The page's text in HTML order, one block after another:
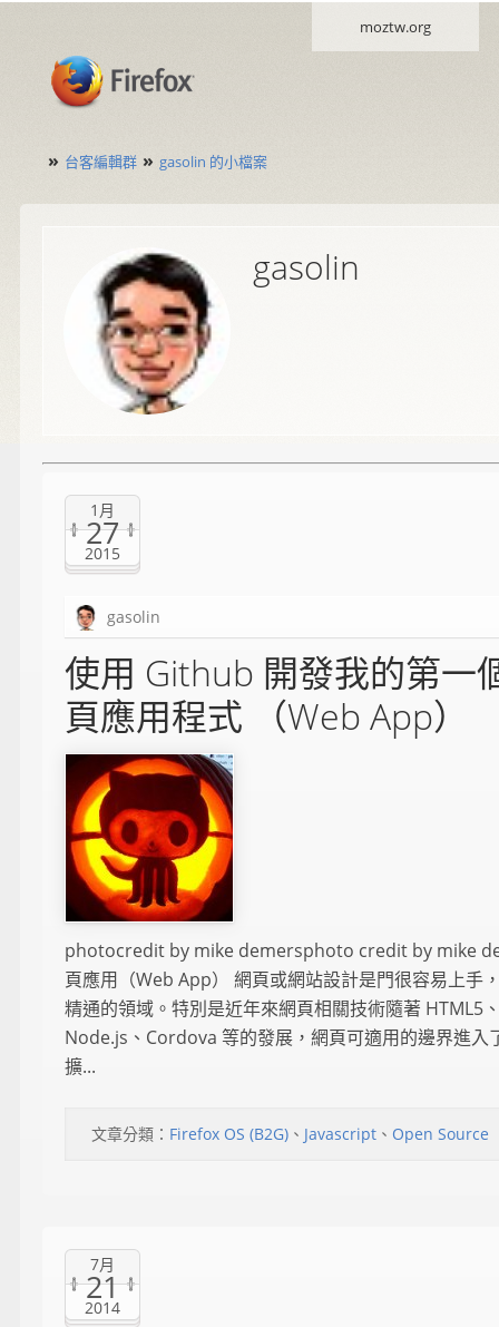
moztw.org
» 台客編輯群 » gasolin 的小檔案
gasolin
1月
27
2015
gasolin
使用 Github 開發我的第一
頁應用程式 （Web App）
photocredit by mike demersphoto credit by mike
頁應用（Web App） 網頁或網站設計是門很容易上手
精通的領域。特別是近年來網頁相關技術隨著 HTML5
Node.js、Cordova 等的發展，網頁可適用的邊界進入
擴...
文章分類： Firefox OS (B2G) 、 Javascript 、 Open Source
7月
21
2014